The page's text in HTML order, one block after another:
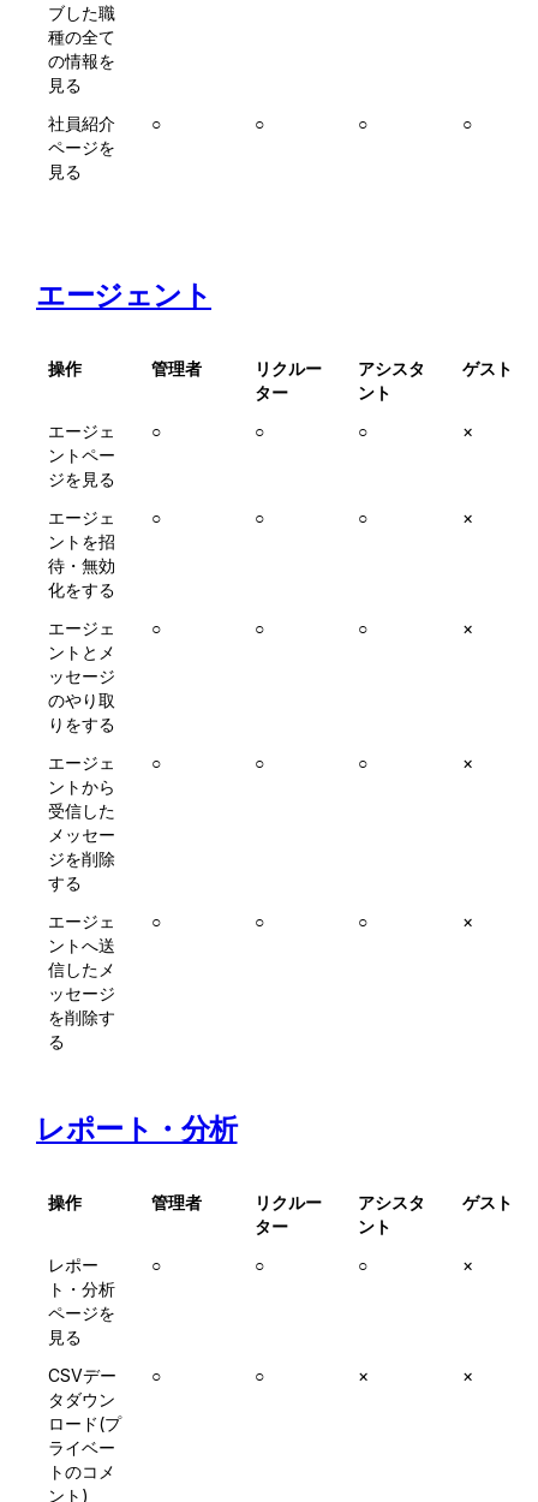
ブした職
種の全て
の情報を
見る
社員紹介
ページを
見る
○ ○ ○ ○
エージェント
操作 管理者
リクルー
ター
アシスタ
ント
ゲスト
エージェ
ントペー
ジを見る
○ ○ ○ ×
エージェ
ントを招
待・無効
化をする
○ ○ ○ ×
エージェ
ントとメ
ッセージ
のやり取
りをする
○ ○ ○ ×
エージェ
ントから
受信した
メッセー
ジを削除
する
○ ○ ○ ×
エージェ
ントへ送
信したメ
ッセージ
を削除す
る
○ ○ ○ ×
レポート・分析
操作 管理者
リクルー
ター
アシスタ
ント
ゲスト
レポー
ト・分析
ページを
見る
○ ○ ○ ×
CSVデー
タダウン
ロード(プ
ライベー
トのコメ
ント)
○ ○ × ×